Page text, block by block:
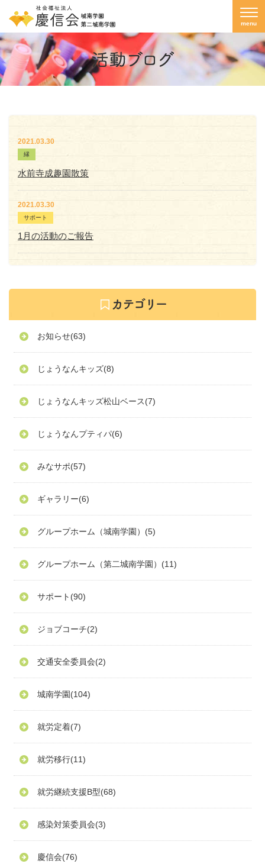
2021.03.30
縁
水前寺成趣園散策
2021.03.30
サポート
1月の活動のご報告
お知らせ(63)
じょうなんキッズ(8)
じょうなんキッズ松山ベース(7)
じょうなんプティパ(6)
みなサポ(57)
ギャラリー(6)
グループホーム（城南学園） (5)
グループホーム（第二城南学園） (11)
サポート (90)
ジョブコーチ(2)
交通安全委員会(2)
城南学園(104)
就労定着(7)
就労移行(11)
就労継続支援B型(68)
感染対策委員会(3)
慶信会(76)
menu